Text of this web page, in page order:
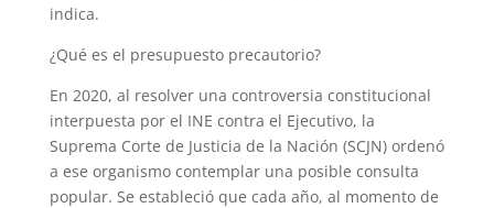
indica.
¿Qué es el presupuesto precautorio?
En 2020, al resolver una controversia constitucional
interpuesta por el INE contra el Ejecutivo, la
Suprema Corte de Justicia de la Nación (SCJN) ordenó
a ese organismo contemplar una posible consulta
popular. Se estableció que cada año, al momento de